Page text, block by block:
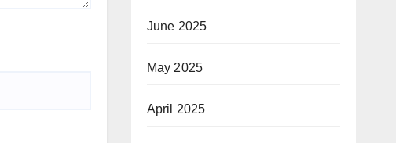
June 2025
May 2025
April 2025